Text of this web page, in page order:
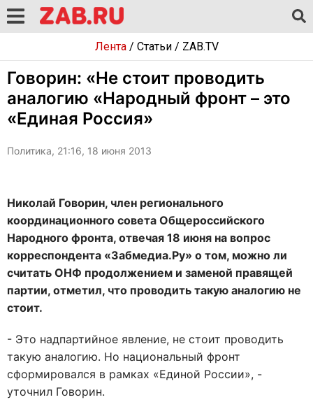
Лента/ Статьи/ ZAB.TV
Говорин: «Не стоит проводить
аналогию «Народный фронт – это
«Единая Россия»
Политика, 21:16, 18 июня 2013
Николай Говорин, член регионального
координационного совета Общероссийского
Народного фронта, отвечая 18 июня на вопрос
корреспондента «Забмедиа.Ру» о том, можно ли
считать ОНФ продолжением и заменой правящей
партии, отметил, что проводить такую аналогию не
стоит.
- Это надпартийное явление, не стоит проводить
такую аналогию. Но национальный фронт
сформировался в рамках «Единой России», -
уточнил Говорин.